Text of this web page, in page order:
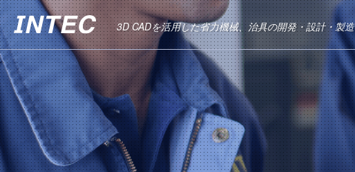
3D CADを活用した省力機械、治具の開発・設計・製造